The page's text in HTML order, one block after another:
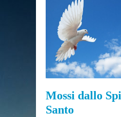
Mossi dallo
Santo